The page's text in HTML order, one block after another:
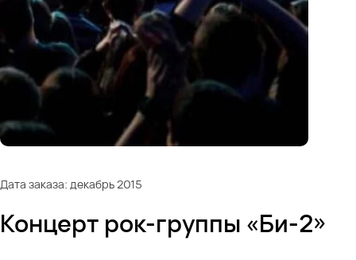
Дата заказа: декабрь 2015
Концерт рок-группы «Би-2»